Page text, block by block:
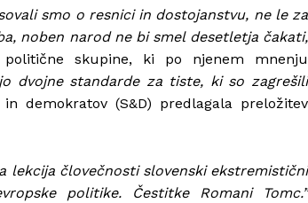
smo o resnici in dostojanstvu, ne le za
noben narod ne bi smel desetletja čakati,
skupine, ki po njenem mnenju
dvojne standarde za tiste, ki so zagrešili
demokratov (S&D) predlagala preložitev
lekcija človečnosti slovenski ekstremistični
politike. Čestitke Romani Tomc.”